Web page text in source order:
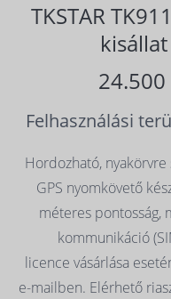
TKSTAR
24.500
Felhasználási
Hordozható,
GPS nyomkövető
méteres pontosság,
kommunikáció
licence vásárlása
e-mailben. Elérhető